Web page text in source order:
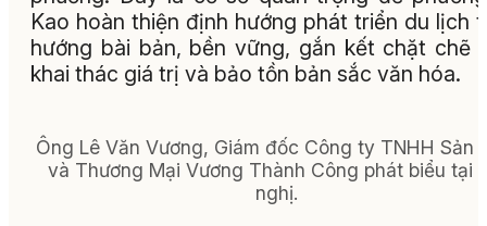
Kao hoàn thiện định hướng phát triển du lịch
hướng bài bản, bền vững, gắn kết chặt chẽ
khai thác giá trị và bảo tồn bản sắc văn hóa.
Ông Lê Văn Vương, Giám đốc Công ty TNHH Sản
và Thương Mại Vương Thành Công phát biểu tại
nghị.